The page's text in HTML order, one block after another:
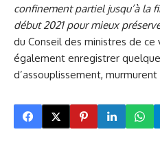
confinement partiel jusqu’à la
début 2021 pour mieux
du Conseil des ministres de ce
également enregistrer
d’assouplissement,